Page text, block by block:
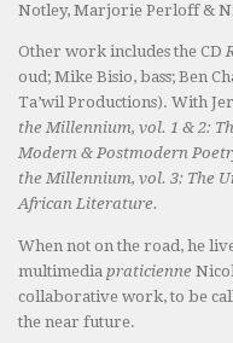
Notley, Marjorie Perloff &
Other work includes the CD
oud; Mike Bisio, bass; Ben
Ta’wil Productions). With
the Millennium, vol. 1 & 2:
Modern & Postmodern
the Millennium, vol. 3: The
African Literature.
When not on the road, he
multimedia praticienne
collaborative work, to be
the near future.